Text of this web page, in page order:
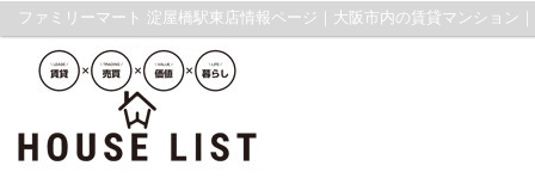
ファミリーマート 淀屋橋駅東店情報ページ｜大阪市内の賃貸マンション